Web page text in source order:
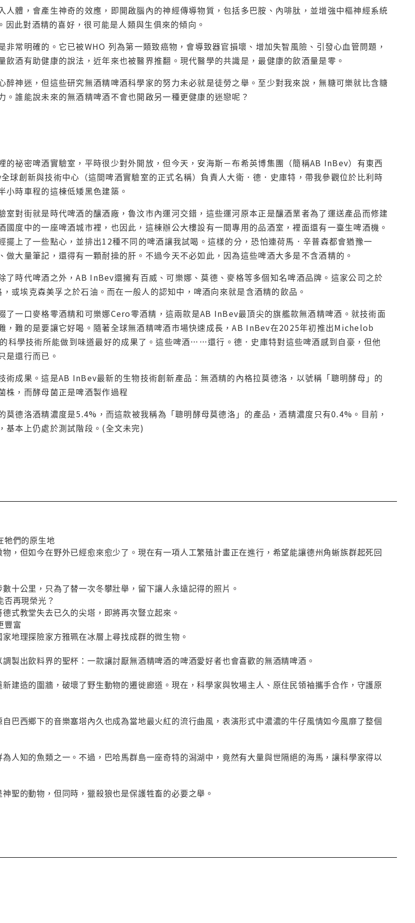
人體，會產生神奇的效應，即開啟腦內的神經傳導物質，包括多巴胺、內啡肽，並增強中樞神經系統
因此對酒精的喜好，很可能是人類與生俱來的傾向。
非常明確的。它已被WHO 列為第一類致癌物，會導致器官損壞、增加失智風險、引發心血管問題，
飲酒有助健康的說法，近年來也被醫界推翻。現代醫學的共識是，最健康的飲酒量是零。
醉神迷，但這些研究無酒精啤酒科學家的努力未必就是徒勞之舉。至少對我來說，無糖可樂就比含糖
。誰能說未來的無酒精啤酒不會也開啟另一種更健康的迷戀呢？
的祕密啤酒實驗室，平時很少對外開放，但今天，安海斯－布希英博集團（簡稱AB InBev）有東西
球創新與技術中心（這間啤酒實驗室的正式名稱）負責人大衛．德．史庫特，帶我參觀位於比利時
小時車程的這棟低矮黑色建築。
室對街就是時代啤酒的釀酒廠，魯汶市內運河交錯，這些運河原本正是釀酒業者為了運送產品而修建
國度中的一座啤酒城市裡，也因此，這棟辦公大樓設有一間專用的品酒室，裡面還有一臺生啤酒機。
擺上了一些點心，並排出12種不同的啤酒讓我試喝。這樣的分，恐怕連荷馬．辛普森都會猶豫一
做大量筆記，還得有一顆耐操的肝。不過今天不必如此，因為這些啤酒大多是不含酒精的。
了時代啤酒之外，AB InBev還擁有百威、可樂娜、莫德、麥格等多個知名啤酒品牌。這家公司之於
或埃克森美孚之於石油。而在一般人的認知中，啤酒向來就是含酒精的飲品。
了一口麥格零酒精和可樂娜Cero零酒精，這兩款是AB InBev最頂尖的旗艦款無酒精啤酒。就技術面
，難的是要讓它好喝。隨著全球無酒精啤酒市場快速成長，AB InBev在2025年初推出Michelob
科學技術所能做到味道最好的成果了。這些啤酒……還行。德．史庫特對這些啤酒感到自豪，但他
是還行而已。
術成果。這是AB InBev最新的生物技術創新產品：無酒精的內格拉莫德洛，以號稱「聰明酵母」的
，而酵母菌正是啤酒製作過程
莫德洛酒精濃度是5.4%，而這款被我稱為「聰明酵母莫德洛」的產品，酒精濃度只有0.4%。目前，
基本上仍處於測試階段。(全文未完)
們的原生地
，但如今在野外已經愈來愈少了。現在有一項人工繁殖計畫正在進行，希望能讓德州角蜥族群起死回
十公里，只為了替一次冬攀壯舉，留下讓人永遠記得的照片。
再現榮光？
式教堂失去已久的尖塔，即將再次豎立起來。
豐富
地理探險家方雅珮在冰層上尋找成群的微生物。
製出飲料界的聖杯：一款讓討厭無酒精啤酒的啤酒愛好者也會喜歡的無酒精啤酒。
建造的圍牆，破壞了野生動物的遷徙廊道。現在，科學家與牧場主人、原住民領袖攜手合作，守護原
巴西鄉下的音樂塞塔內久也成為當地最火紅的流行曲風，表演形式中濃濃的牛仔風情如今風靡了整個
人知的魚類之一。不過，巴哈馬群島一座奇特的潟湖中，竟然有大量與世隔絕的海馬，讓科學家得以
聖的動物，但同時，獵殺狼也是保護牲畜的必要之舉。